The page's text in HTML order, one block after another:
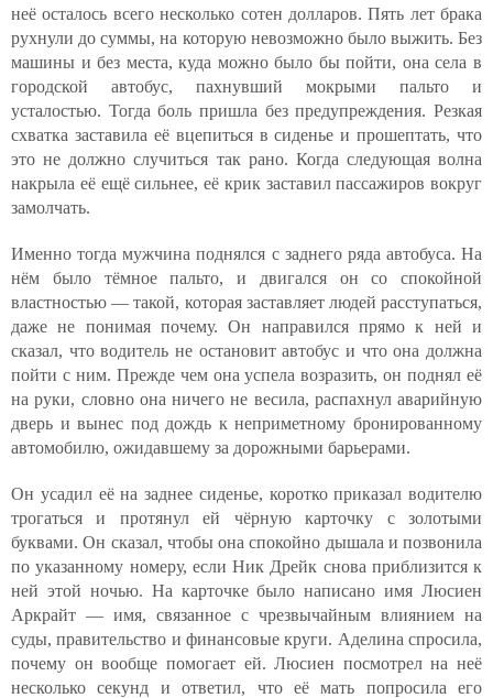
неё осталось всего несколько сотен долларов. Пять лет брака
рухнули до суммы, на которую невозможно было выжить. Без
машины и без места, куда можно было бы пойти, она села в
городской автобус, пахнувший мокрыми пальто и
усталостью. Тогда боль пришла без предупреждения. Резкая
схватка заставила её вцепиться в сиденье и прошептать, что
это не должно случиться так рано. Когда следующая волна
накрыла её ещё сильнее, её крик заставил пассажиров вокруг
замолчать.
Именно тогда мужчина поднялся с заднего ряда автобуса. На
нём было тёмное пальто, и двигался он со спокойной
властностью — такой, которая заставляет людей расступаться,
даже не понимая почему. Он направился прямо к ней и
сказал, что водитель не остановит автобус и что она должна
пойти с ним. Прежде чем она успела возразить, он поднял её
на руки, словно она ничего не весила, распахнул аварийную
дверь и вынес под дождь к неприметному бронированному
автомобилю, ожидавшему за дорожными барьерами.
Он усадил её на заднее сиденье, коротко приказал водителю
трогаться и протянул ей чёрную карточку с золотыми
буквами. Он сказал, чтобы она спокойно дышала и позвонила
по указанному номеру, если Ник Дрейк снова приблизится к
ней этой ночью. На карточке было написано имя Люсиен
Аркрайт — имя, связанное с чрезвычайным влиянием на
суды, правительство и финансовые круги. Аделина спросила,
почему он вообще помогает ей. Люсиен посмотрел на неё
несколько секунд и ответил, что её мать попросила его